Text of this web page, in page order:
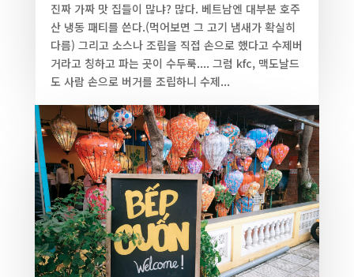
진짜 가짜 맛 집들이 많냐? 많다. 베트남엔 대부분 호주
산 냉동 패티를 쓴다.(먹어보면 그 고기 냄새가 확실히
다름) 그리고 소스나 조립을 직접 손으로 했다고 수제버
거라고 칭하고 파는 곳이 수두룩.... 그럼 kfc, 맥도날드
도 사람 손으로 버거를 조립하니 수제...